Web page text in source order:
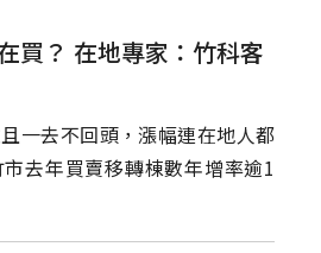
買？ 在地專家：竹科客
一去不回頭，漲幅連在地人都
去年買賣移轉棟數年增率逾1